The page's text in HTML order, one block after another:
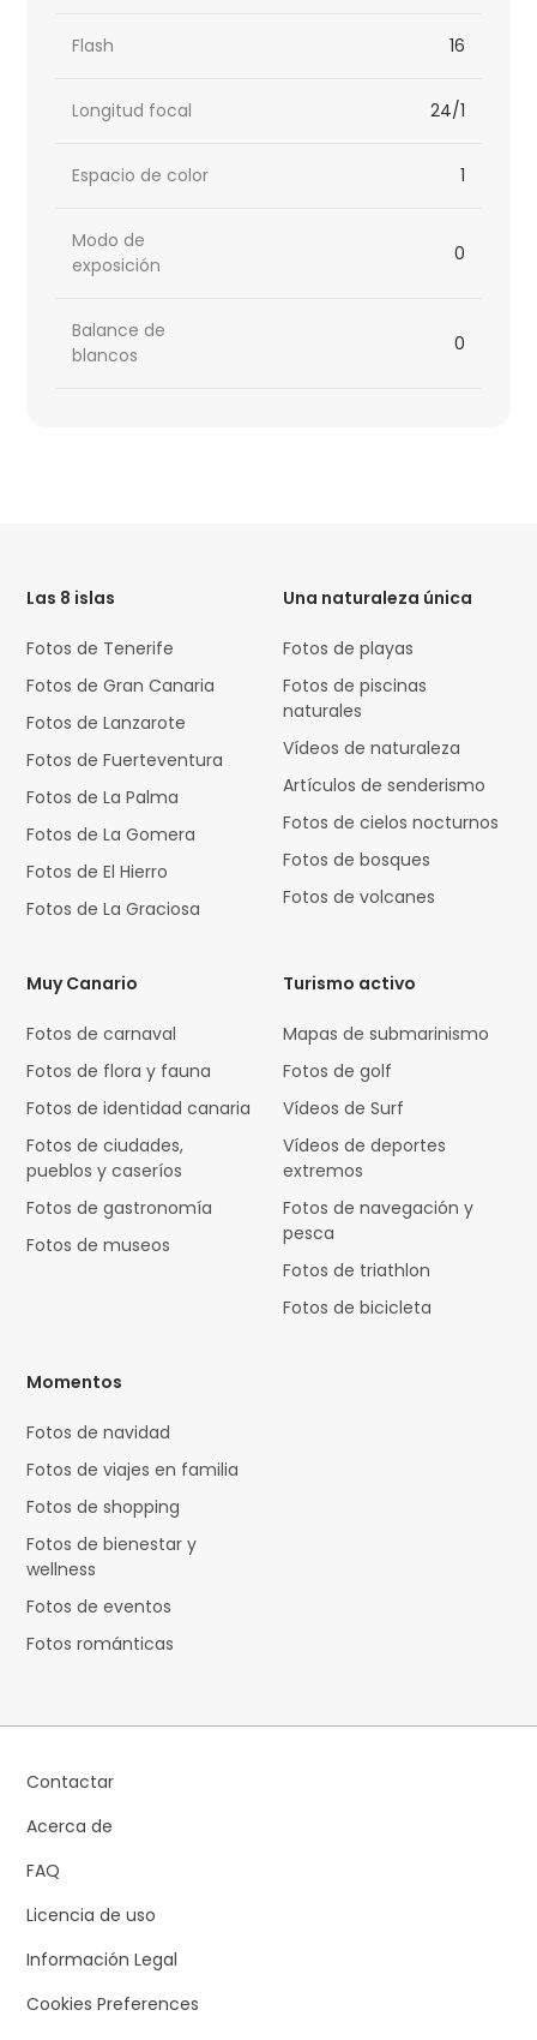
Flash 16
Longitud focal 24/1
Espacio de color 1
Modo de
exposición
0
Balance de
blancos
0
Las 8 islas
Fotos de Tenerife
Fotos de Gran Canaria
Fotos de Lanzarote
Fotos de Fuerteventura
Fotos de La Palma
Fotos de La Gomera
Fotos de El Hierro
Fotos de La Graciosa
Una naturaleza única
Fotos de playas
Fotos de piscinas
naturales
Vídeos de naturaleza
Artículos de senderismo
Fotos de cielos nocturnos
Fotos de bosques
Fotos de volcanes
Muy Canario
Fotos de carnaval
Fotos de flora y fauna
Fotos de identidad canaria
Fotos de ciudades,
pueblos y caseríos
Fotos de gastronomía
Fotos de museos
Turismo activo
Mapas de submarinismo
Fotos de golf
Vídeos de Surf
Vídeos de deportes
extremos
Fotos de navegación y
pesca
Fotos de triathlon
Fotos de bicicleta
Momentos
Fotos de navidad
Fotos de viajes en familia
Fotos de shopping
Fotos de bienestar y
wellness
Fotos de eventos
Fotos románticas
Contactar
Acerca de
FAQ
Licencia de uso
Información Legal
Cookies Preferences